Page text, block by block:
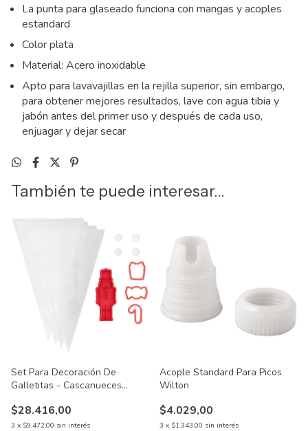
La punta para glaseado funciona con mangas y acoples
estandard
Color plata
Material: Acero inoxidable
Apto para lavavajillas en la rejilla superior, sin embargo,
para obtener mejores resultados, lave con agua tibia y
jabón antes del primer uso y después de cada uso,
enjuagar y dejar secar
También te puede interesar...
Set Para Decoración De
Galletitas - Cascanueces
$28.416,00
3 x $9.472,00 sin interés
Acople Standard Para Picos
Wilton
$4.029,00
3 x $1.343,00 sin interés